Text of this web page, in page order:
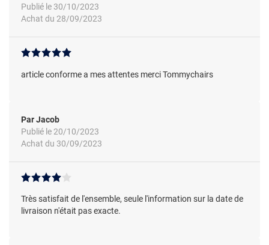
Publié le 30/10/2023
Achat du 28/09/2023
article conforme a mes attentes merci Tommychairs
Par Jacob
Publié le 20/10/2023
Achat du 30/09/2023
Très satisfait de l'ensemble, seule l'information sur la date de
livraison n'était pas exacte.